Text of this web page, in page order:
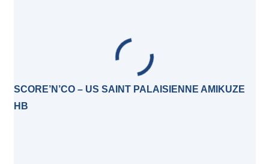
SCORE’N’CO – US SAINT PALAISIENNE AMIKUZE
HB